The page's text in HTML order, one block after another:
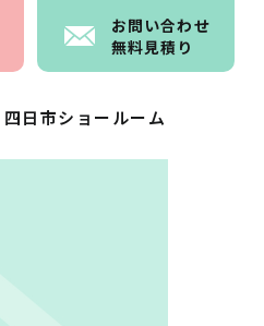
お問い合わせ
無料見積り
四日市ショールーム